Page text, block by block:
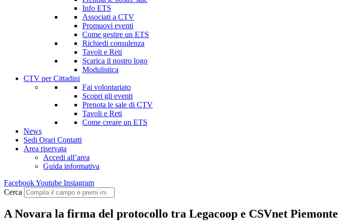
Info ETS
Associati a CTV
Promuovi eventi
Come gestire un ETS
Richiedi consulenza
Tavoli e Reti
Scarica il nostro logo
Modulistica
CTV per Cittadini
Fai volontariato
Scopri gli eventi
Prenota le sale di CTV
Tavoli e Reti
Come creare un ETS
News
Sedi Orari Contatti
Area riservata
Accedi all’area
Guida informativa
FacebookYoutube Instagram
Cerca
A Novara la firma del protocollo tra Legacoop e CSVnet Piemonte